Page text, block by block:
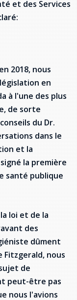
et des Services
2018, nous
en
à l'une des plus
de sorte
du Dr.
dans le
et la
la première
santé publique
loi et de la
des
dûment
Fitzgerald, nous
de
peut-être pas
nous l'avions